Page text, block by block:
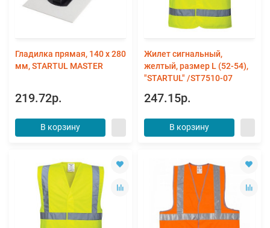
Гладилка прямая, 140 х 280
мм, STARTUL MASTER
219.72р.
В корзину
Жилет сигнальный,
желтый, размер L (52-54),
"STARTUL" /ST7510-07
247.15р.
В корзину